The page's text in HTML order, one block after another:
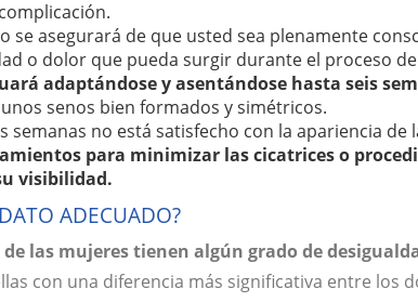
se asegurará de que usted sea plenamente
o dolor que pueda surgir durante el proceso
adaptándose y asentándose hasta seis
senos bien formados y simétricos.
semanas no está satisfecho con la apariencia de
para minimizar las cicatrices o
visibilidad.
ADECUADO?
las mujeres tienen algún grado de
con una diferencia más significativa entre los